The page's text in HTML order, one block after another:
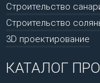
Строительство
Строительство
3D проектирование
КАТАЛОГ